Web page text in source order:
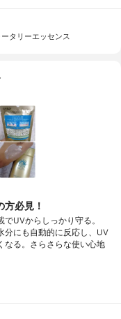
タリーエッセンス
必見！
UVからしっかり守る。
分にも自動的に反応し、UV
なる。さらさらな使い心地